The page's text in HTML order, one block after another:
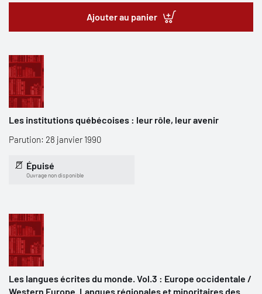
Ajouter au panier
Les institutions québécoises : leur rôle, leur avenir
Parution: 28 janvier 1990
Épuisé
Ouvrage non disponible
Les langues écrites du monde. Vol.3 : Europe occidentale /
Western Europe. Langues régionales et minoritaires des